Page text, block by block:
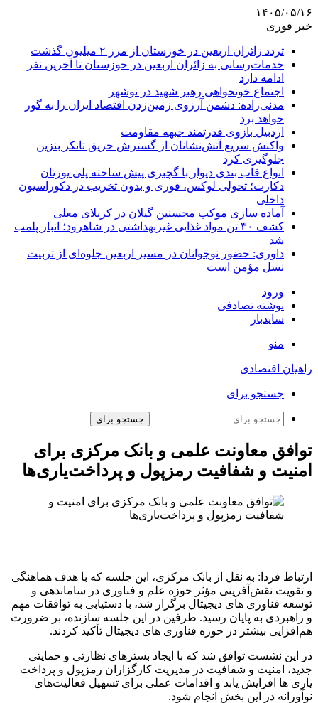
۱۴۰۵/۰۵/۱۶
خبر فوری
تردد زائران اربعین در خوزستان از مرز ۲ میلیون گذشت
خدمات‌رسانی به زائران اربعین در خوزستان تا آخرین نفر
ادامه دارد
اجتماع خونخواهی رهبر شهید در نوشهر
مدنی‌زاده: دشمن آرزوی زمین‌زدن اقتصاد ایران را به گور
خواهد برد
اردبیل بازوی قدرتمند جبهه مقاومت
واکنش سریع آتش‌نشانان از گسترش حریق تانکر بنزین
جلوگیری کرد
انواع قاب بندی دیوار با گچبری پیش ساخته پلی یورتان
دکارت؛ تحولی لوکس، فوری و بدون تخریب در دکوراسیون
داخلی
آماده سازی موکب محسنین گیلان در کربلای معلی
کشف ۳۰ تن مواد غذایی غیربهداشتی در شاهرود؛ انبار پلمب
شد
داوری: حضور نوجوانان در مسیر اربعین جلوه‌ای از تربیت
نسل مؤمن است
ورود
نوشته تصادفی
سایدبار
منو
راهیان اقتصادی
جستجو برای
جستجو برای
توافق معاونت علمی و بانک مرکزی برای
امنیت و شفافیت رمزپول و پرداخت‌یاری‌ها
ارتباط فردا: به نقل از بانک مرکزی، این جلسه که با هدف هماهنگی
و تقویت نقش‌آفرینی مؤثر حوزه علم و فناوری در ساماندهی و
توسعه فناوری های دیجیتال برگزار شد، با دستیابی به توافقات مهم
و راهبردی به پایان رسید. طرفین در این جلسه سازنده، بر ضرورت
هم‌افزایی بیشتر در حوزه فناوری های دیجیتال تأکید کردند.
در این نشست توافق شد که با ایجاد بسترهای نظارتی و حمایتی
جدید، امنیت و شفافیت در مدیریت کارگزاران رمزپول و پرداخت
‌یاری‌ ها افزایش یابد و اقدامات عملی برای تسهیل فعالیت‌های
نوآورانه در این بخش انجام شود.